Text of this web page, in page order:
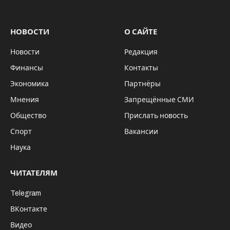
НОВОСТИ
Новости
Финансы
Экономика
Мнения
Общество
Спорт
Наука
О САЙТЕ
Редакция
Контакты
Партнёры
Запрещённые СМИ
Прислать новость
Вакансии
ЧИТАТЕЛЯМ
Telegram
ВКонтакте
Видео